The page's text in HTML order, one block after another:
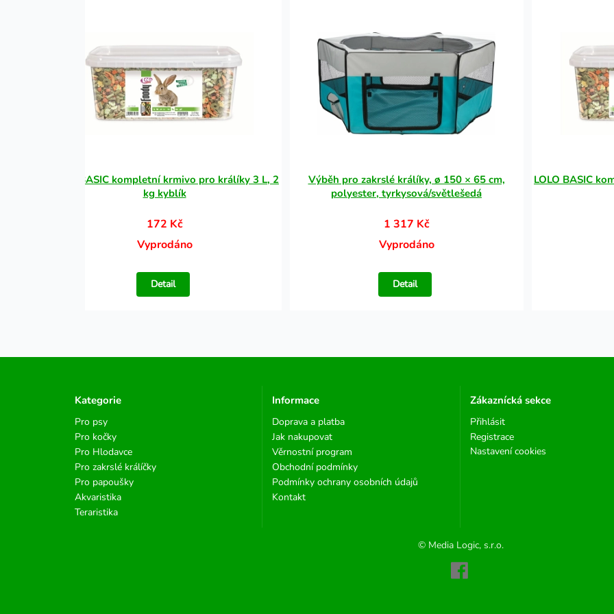
LOLO BASIC kompletní krmivo pro králíky 3 L, 2
kg kyblík
172 Kč
Vyprodáno
Detail
Výběh pro zakrslé králíky, ø 150 × 65 cm,
polyester, tyrkysová/světlešedá
1 317 Kč
Vyprodáno
Detail
LOLO BASIC
Kategorie
Pro psy
Pro kočky
Pro Hlodavce
Pro zakrslé králíčky
Pro papoušky
Akvaristika
Teraristika
Informace
Doprava a platba
Jak nakupovat
Věrnostní program
Obchodní podmínky
Podmínky ochrany osobních údajů
Kontakt
Zákaznícká sekce
Přihlásit
Registrace
Nastavení cookies
© Media Logic, s.r.o.